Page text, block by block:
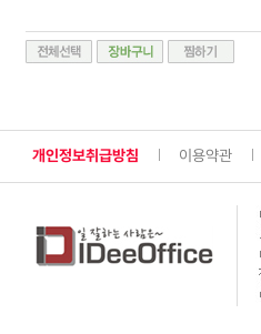
개인정보취급방침 이용약관